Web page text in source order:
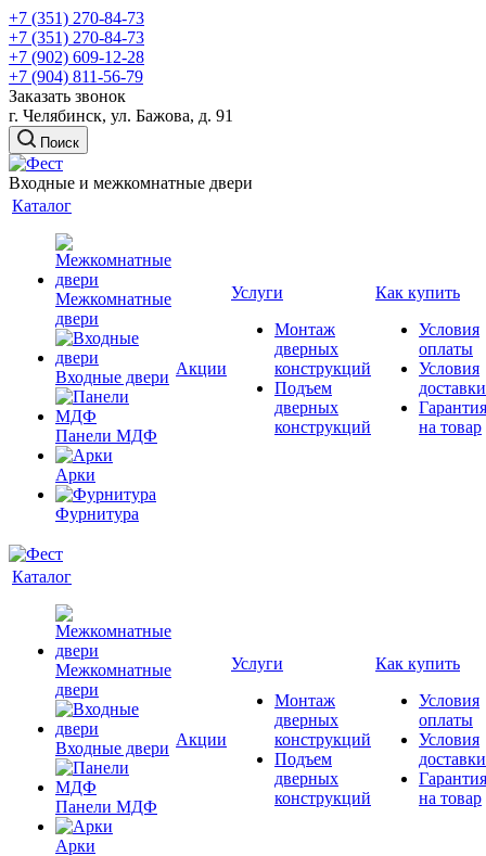
+7 (351) 270-84-73
+7 (351) 270-84-73
+7 (902) 609-12-28
+7 (904) 811-56-79
Заказать звонок
г. Челябинск, ул. Бажова, д. 91
Поиск
Входные и межкомнатные двери
Каталог
Межкомнатные
двери
Входные двери
Панели МДФ
Арки
Фурнитура
Акции
Услуги
Монтаж
дверных
конструкций
Подъем
дверных
конструкций
Как купить
Условия
оплаты
Условия
доставки
Гарантия
на товар
Каталог
Межкомнатные
двери
Входные двери
Панели МДФ
Арки
Акции
Услуги
Монтаж
дверных
конструкций
Подъем
дверных
конструкций
Как купить
Условия
оплаты
Условия
доставки
Гарантия
на товар